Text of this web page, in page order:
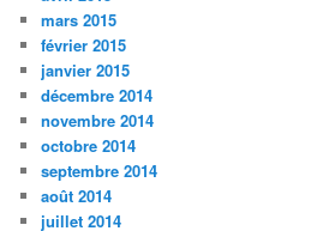
mars 2015
février 2015
janvier 2015
décembre 2014
novembre 2014
octobre 2014
septembre 2014
août 2014
juillet 2014